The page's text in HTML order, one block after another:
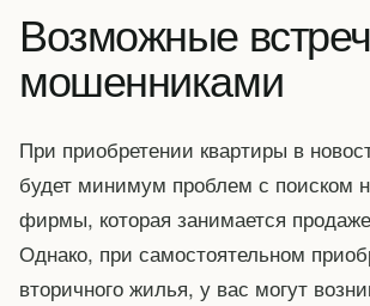
Возможные
мошенниками
При приобретении квартиры в
будет минимум проблем с поиском
фирмы, которая занимается
Однако, при самостоятельном
вторичного жилья, у вас могут